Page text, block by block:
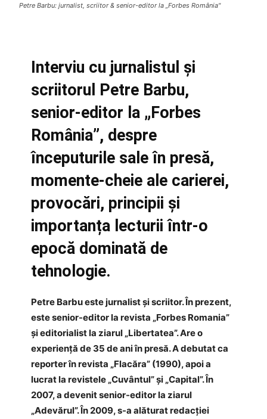
Petre Barbu: jurnalist, scriitor & senior-editor la „Forbes România"
Interviu cu jurnalistul și
scriitorul Petre Barbu,
senior-editor la „Forbes
România”, despre
începuturile sale în presă,
momente-cheie ale carierei,
provocări, principii și
importanța lecturii într-o
epocă dominată de
tehnologie.
Petre Barbu este jurnalist și scriitor. În prezent,
este senior-editor la revista „Forbes Romania”
și editorialist la ziarul „Libertatea”. Are o
experiență de 35 de ani în presă. A debutat ca
reporter în revista „Flacăra” (1990), apoi a
lucrat la revistele „Cuvântul” și „Capital”. În
2007, a devenit senior-editor la ziarul
„Adevărul”. În 2009, s-a alăturat redacției